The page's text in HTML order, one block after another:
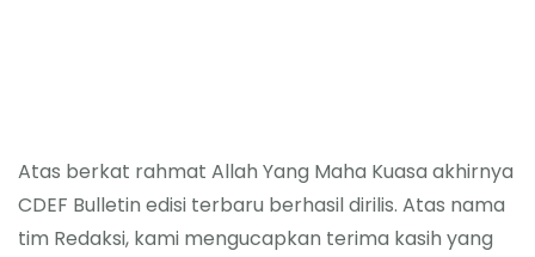
Atas berkat rahmat Allah Yang Maha Kuasa akhirnya
CDEF Bulletin edisi terbaru berhasil dirilis. Atas nama
tim Redaksi, kami mengucapkan terima kasih yang